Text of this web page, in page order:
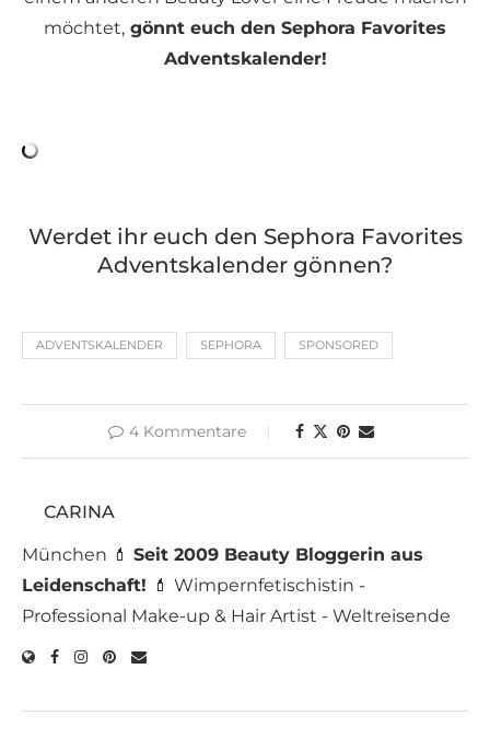
möchtet, gönnt euch den Sephora Favorites
Adventskalender!
Werdet ihr euch den Sephora Favorites
Adventskalender gönnen?
ADVENTSKALENDER SEPHORA SPONSORED
4 Kommentare
CARINA
München 💄 Seit 2009 Beauty Bloggerin aus
Leidenschaft! 💄 Wimpernfetischistin -
Professional Make-up & Hair Artist - Weltreisende